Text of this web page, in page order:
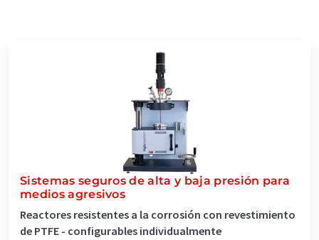
Sistemas seguros de alta y baja presión para
medios agresivos
Reactores resistentes a la corrosión con revestimiento
de PTFE - configurables individualmente